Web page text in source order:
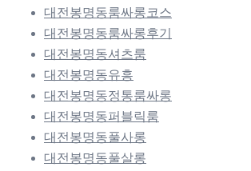
대전봉명동룸싸롱코스
대전봉명동룸싸롱후기
대전봉명동셔츠룸
대전봉명동유흥
대전봉명동정통룸싸롱
대전봉명동퍼블릭룸
대전봉명동풀사롱
대전봉명동풀살롱